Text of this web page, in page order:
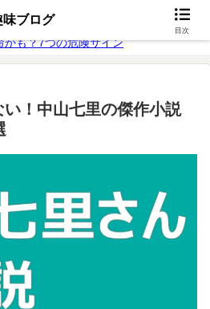
かも？7つの危険サイン
！中山七里の傑作小説
ブログ
目次